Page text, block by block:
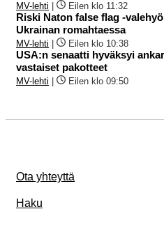
MV-lehti Eilen klo 11:32
Riski Naton false flag -
Ukrainan romahtaessa
MV-lehti Eilen klo 10:38
USA:n senaatti hyväksyi
vastaiset pakotteet
MV-lehti Eilen klo 09:50
Ota yhteyttä
Haku